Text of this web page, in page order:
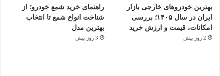
بهترین خودروهای خارجی بازار
ایران در سال ۱۴۰۵؛ بررسی
امکانات، قیمت و ارزش خرید
2 روز پیش
راهنمای خرید شمع خودرو؛ از
شناخت انواع شمع تا انتخاب
بهترین مدل
3 روز پیش